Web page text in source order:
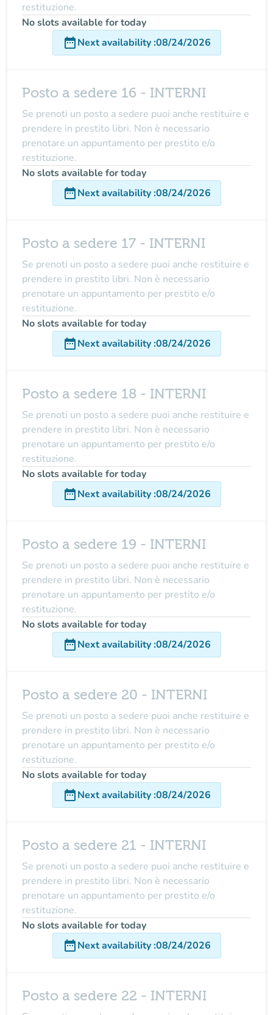
restituzione.
No slots available for today
date_rangeNext availability:08/24/2026
Posto a sedere 16 - INTERNI
Se prenoti un posto a sedere puoi anche restituire e
prendere in prestito libri. Non è necessario
prenotare un appuntamento per prestito e/o
restituzione.
No slots available for today
date_rangeNext availability:08/24/2026
Posto a sedere 17 - INTERNI
Se prenoti un posto a sedere puoi anche restituire e
prendere in prestito libri. Non è necessario
prenotare un appuntamento per prestito e/o
restituzione.
No slots available for today
date_rangeNext availability:08/24/2026
Posto a sedere 18 - INTERNI
Se prenoti un posto a sedere puoi anche restituire e
prendere in prestito libri. Non è necessario
prenotare un appuntamento per prestito e/o
restituzione.
No slots available for today
date_rangeNext availability:08/24/2026
Posto a sedere 19 - INTERNI
Se prenoti un posto a sedere puoi anche restituire e
prendere in prestito libri. Non è necessario
prenotare un appuntamento per prestito e/o
restituzione.
No slots available for today
date_rangeNext availability:08/24/2026
Posto a sedere 20 - INTERNI
Se prenoti un posto a sedere puoi anche restituire e
prendere in prestito libri. Non è necessario
prenotare un appuntamento per prestito e/o
restituzione.
No slots available for today
date_rangeNext availability:08/24/2026
Posto a sedere 21 - INTERNI
Se prenoti un posto a sedere puoi anche restituire e
prendere in prestito libri. Non è necessario
prenotare un appuntamento per prestito e/o
restituzione.
No slots available for today
date_rangeNext availability:08/24/2026
Posto a sedere 22 - INTERNI